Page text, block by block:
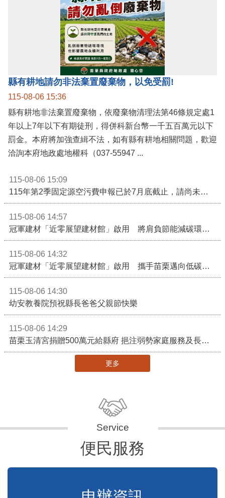
縣有耕地請勿非法棄置廢棄物，以免受罰!
115-08-06 15:36
縣有耕地非法棄置廢棄物，依廢棄物清理法第46條規定處1
年以上7年以下有期徒刑，得併科新台幣一千五百萬元以下
罰金。本府將加強查緝不法，如有縣有耕地相關問題，歡迎
洽詢本府地政處地權科（037-55947 ...
115-08-06 15:09
115年第2季固定源空污費申報已於7月底截止，請尚未申報公私場所儘速完成申繳，以免面臨滯納金及罰鍰!
115-08-06 14:57
冠軍建材「近零展望建材館」啟用 將肩負節能減碳環境教育重任
115-08-06 14:32
冠軍建材「近零展望建材館」啟用 攜手苗栗邁向低碳建築新未來
115-08-06 14:30
幼安教養院預祝縣長爸爸父親節快樂
115-08-06 14:29
苗栗玉清宮捐贈500萬元給縣府 挹注弱勢家庭服務及長照醫療資源
更多
便民服務